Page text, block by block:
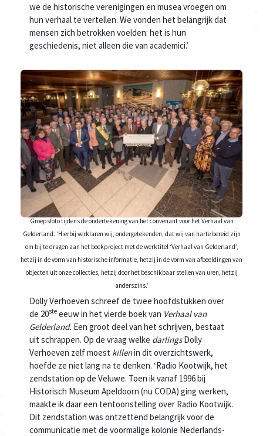
we de historische verenigingen en musea vroegen om
hun verhaal te vertellen. We vonden het belangrijk dat
mensen zich betrokken voelden: het is hun
geschiedenis, niet alleen die van academici.’
Groepsfoto tijdens de ondertekening van het convenant voor het Verhaal van
Gelderland. ‘Hierbij verklaren wij, ondergetekenden, dat wij van harte bereid zijn
om bij te dragen aan het boekproject met de werktitel ‘Verhaal van Gelderland’,
hetzij in de vorm van historische informatie, hetzij in de vorm van afbeeldingen van
objecten uit onze collecties, hetzij door het beschikbaar stellen van uren, hetzij
anderszins.’
Dolly Verhoeven schreef de twee hoofdstukken over
de 20ste eeuw in het vierde boek van Verhaal van
Gelderland. Een groot deel van het schrijven, bestaat
uit schrappen. Op de vraag welke darlingsDolly
Verhoeven zelf moest killenin dit overzichtswerk,
hoefde ze niet lang na te denken. ‘Radio Kootwijk, het
zendstation op de Veluwe. Toen ik vanaf 1996 bij
Historisch Museum Apeldoorn (nu CODA) ging werken,
maakte ik daar een tentoonstelling over Radio Kootwijk.
Dit zendstation was ontzettend belangrijk voor de
communicatie met de voormalige kolonie Nederlands-